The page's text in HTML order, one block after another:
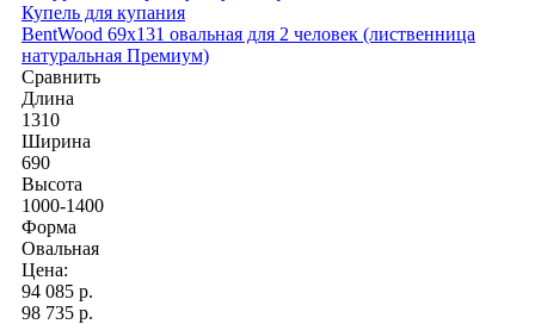
Купель для купания
BentWood 69х131 овальная для 2 человек (лиственница
натуральная Премиум)
Сравнить
Длина
1310
Ширина
690
Высота
1000-1400
Форма
Овальная
Цена:
94 085 р.
98 735 р.